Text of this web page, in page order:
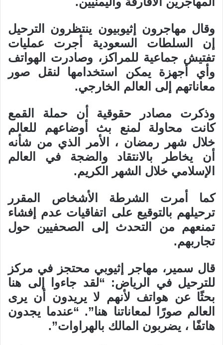
وقال مهاجرون إثيوبيون ينتظرون الترحيل
إن السلطات السعودية أجرت عمليات
تفتيش جماعية للمراكز، وصادرت الهواتف
وأي أجهزة يمكن استخدامها لنقل صور
معاناتهم إلى العالم الخارجي.
وذكرت مصادر حقوقية أن حملة القمع
كانت محاولة لمنع بث أوضاعهم للعالم
خلال شهر رمضان ، الأمر الذي من شأنه
أن يخاطر بالانتقاد والضجة في العالم
الإسلامي خلال الشهر الكريم.
كما أمرت الشرطة الأشخاص المقرر
ترحيلهم بالتوقيع على اتفاقيات عدم إفشاء
تمنعهم من التحدث إلى الصحفيين حول
تجاربهم.
قال سمير، مهاجر إثيوبي محتجز في مركز
للترحيل في الرياض: “لقد جاءوا إلى هنا
بحثًا عن هواتف لأنهم لا يريدون أن يرى
العالم صورًا لمعاناتنا هنا”. “عندما يجدون
هاتفًا ، يضربون المالك بالهراوات”.